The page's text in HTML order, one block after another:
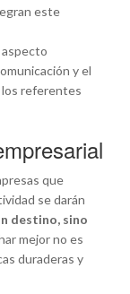
este
aspecto
y el
los referentes
que
se darán
destino, sino
mejor no es
duraderas y